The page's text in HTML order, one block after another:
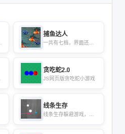
捕鱼达人
一共有七档，界面还
贪吃蛇2.0
JS网页版贪吃蛇小游戏
线条生存
线条生存躲避游戏，移